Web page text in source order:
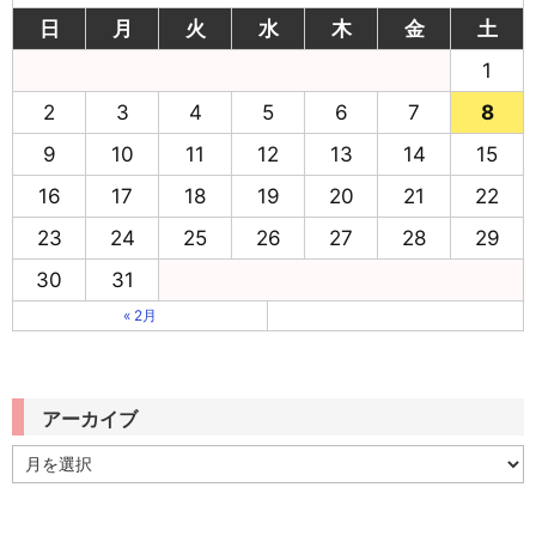
日 月 火 水 木 金
土
1
2
3 4 5 6 7
8
9
10 11 12 13 14
15
16
17 18 19 20 21
22
23
24 25 26 27 28
29
30
31
« 2月
アーカイブ
ー